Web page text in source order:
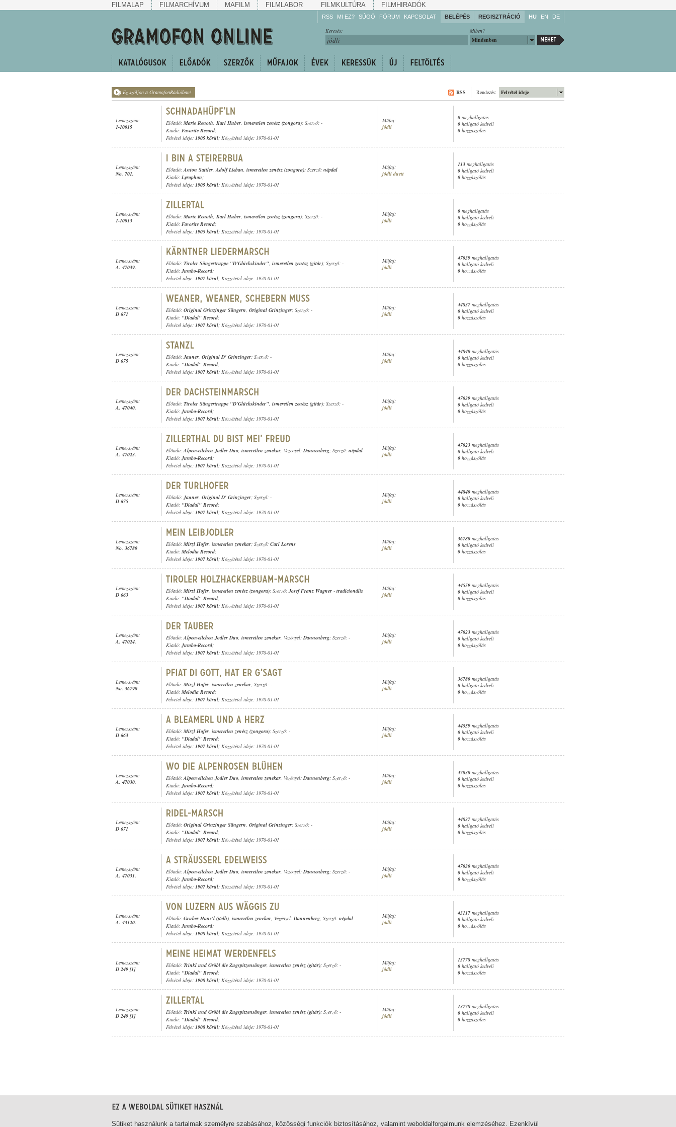
FILMALAP FILMARCHÍVUM MAFILM FILMLABOR FILMKULTÚRA FILMHIRADÓK
RSS MI EZ? SÚGÓ
Gyarapítsa!
FÓRUM KAPCSOLAT BELÉPÉS REGISZTRÁCIÓ HU EN DE
Miben?
Mindenben
Keresés:
Ez szóljon a GramofonRádióban! Felvétel ideje
Rendezés:
RSS
Lemezszám:
1-10015
Előadó: Marie Renoth, Karl Huber, ismeretlen zenész (zongora); Szerző: -
Kiadó: Favorite Record;
Felvétel ideje: 1905 körül; Közzététel ideje: 1970-01-01
Műfaj:
jódli
0 meghallgatás
0 hallgató kedveli
0 hozzászólás
Lemezszám:
No. 701.
Előadó:Anton Sattler,Adolf Lieban, ismeretlen zenész (zongora); Szerző: népdal
Kiadó: Lyrophon;
Felvétel ideje: 1905 körül; Közzététel ideje: 1970-01-01
Műfaj:
jódli duett
113 meghallgatás
0 hallgató kedveli
0 hozzászólás
Lemezszám:
1-10013
Előadó: Marie Renoth, Karl Huber, ismeretlen zenész (zongora); Szerző: -
Kiadó: Favorite Record;
Felvétel ideje: 1905 körül; Közzététel ideje: 1970-01-01
Műfaj:
jódli
0 meghallgatás
0 hallgató kedveli
0 hozzászólás
Lemezszám:
A. 47039.
Előadó: Tiroler Sängertruppe "D'Glückskinder", ismeretlen zenész (gitár); Szerző: -
Kiadó:Jumbo-Record;
Felvétel ideje: 1907 körül; Közzététel ideje: 1970-01-01
Műfaj:
jódli
47039 meghallgatás
0 hallgató kedveli
0 hozzászólás
Lemezszám:
D 671
Előadó: Original Grinzinger Sängern, Original Grinzinger; Szerző: -
Kiadó: "Diadal" Record;
Felvétel ideje: 1907 körül; Közzététel ideje: 1970-01-01
Műfaj:
jódli
44837 meghallgatás
0 hallgató kedveli
0 hozzászólás
Lemezszám:
D 675
Előadó:Jauner, Original D' Grinzinger; Szerző: -
Kiadó: "Diadal" Record;
Felvétel ideje: 1907 körül; Közzététel ideje: 1970-01-01
Műfaj:
jódli
44840 meghallgatás
0 hallgató kedveli
0 hozzászólás
Lemezszám:
A. 47040.
Előadó: Tiroler Sängertruppe "D'Glückskinder", ismeretlen zenész (gitár); Szerző: -
Kiadó:Jumbo-Record;
Felvétel ideje: 1907 körül; Közzététel ideje: 1970-01-01
Műfaj:
jódli
47039 meghallgatás
0 hallgató kedveli
0 hozzászólás
Lemezszám:
A. 47023.
Előadó:Alpenveilchen Jodler Duo, ismeretlen zenekar, Vezényel:Dannenberg; Szerző: népdal
Kiadó:Jumbo-Record;
Felvétel ideje: 1907 körül; Közzététel ideje: 1970-01-01
Műfaj:
jódli
47023 meghallgatás
0 hallgató kedveli
0 hozzászólás
Lemezszám:
D 675
Előadó:Jauner, Original D' Grinzinger; Szerző: -
Kiadó: "Diadal" Record;
Felvétel ideje: 1907 körül; Közzététel ideje: 1970-01-01
Műfaj:
jódli
44840 meghallgatás
0 hallgató kedveli
0 hozzászólás
Lemezszám:
No. 36780
Előadó: Mirzl Hofer, ismeretlen zenekar; Szerző: Carl Lorens
Kiadó: Melodia Record;
Felvétel ideje: 1907 körül; Közzététel ideje: 1970-01-01
Műfaj:
jódli
36780 meghallgatás
0 hallgató kedveli
0 hozzászólás
Lemezszám:
D 663
Előadó: Mirzl Hofer, ismeretlen zenész (zongora); Szerző:Josef Franz Wagner - tradicionális
Kiadó: "Diadal" Record;
Felvétel ideje: 1907 körül; Közzététel ideje: 1970-01-01
Műfaj:
jódli
44559 meghallgatás
0 hallgató kedveli
0 hozzászólás
Lemezszám:
A. 47024.
Előadó:Alpenveilchen Jodler Duo, ismeretlen zenekar, Vezényel:Dannenberg; Szerző: -
Kiadó:Jumbo-Record;
Felvétel ideje: 1907 körül; Közzététel ideje: 1970-01-01
Műfaj:
jódli
47023 meghallgatás
0 hallgató kedveli
0 hozzászólás
Lemezszám:
No. 36790
Előadó: Mirzl Hofer, ismeretlen zenekar; Szerző: -
Kiadó: Melodia Record;
Felvétel ideje: 1907 körül; Közzététel ideje: 1970-01-01
Műfaj:
jódli
36780 meghallgatás
0 hallgató kedveli
0 hozzászólás
Lemezszám:
D 663
Előadó: Mirzl Hofer, ismeretlen zenész (zongora); Szerző: -
Kiadó: "Diadal" Record;
Felvétel ideje: 1907 körül; Közzététel ideje: 1970-01-01
Műfaj:
jódli
44559 meghallgatás
0 hallgató kedveli
0 hozzászólás
Lemezszám:
A. 47030.
Előadó:Alpenveilchen Jodler Duo, ismeretlen zenekar, Vezényel:Dannenberg; Szerző: -
Kiadó:Jumbo-Record;
Felvétel ideje: 1907 körül; Közzététel ideje: 1970-01-01
Műfaj:
jódli
47030 meghallgatás
0 hallgató kedveli
0 hozzászólás
Lemezszám:
D 671
Előadó: Original Grinzinger Sängern, Original Grinzinger; Szerző: -
Kiadó: "Diadal" Record;
Felvétel ideje: 1907 körül; Közzététel ideje: 1970-01-01
Műfaj:
jódli
44837 meghallgatás
0 hallgató kedveli
0 hozzászólás
Lemezszám:
A. 47031.
Előadó:Alpenveilchen Jodler Duo, ismeretlen zenekar, Vezényel:Dannenberg; Szerző: -
Kiadó:Jumbo-Record;
Felvétel ideje: 1907 körül; Közzététel ideje: 1970-01-01
Műfaj:
jódli
47030 meghallgatás
0 hallgató kedveli
0 hozzászólás
Lemezszám:
A. 43120.
Előadó: Gruber Hans'l (jódli), ismeretlen zenekar, Vezényel:Dannenberg; Szerző: népdal
Kiadó:Jumbo-Record;
Felvétel ideje: 1908 körül; Közzététel ideje: 1970-01-01
Műfaj:
jódli
43117 meghallgatás
0 hallgató kedveli
0 hozzászólás
Lemezszám:
D 249 [1]
Előadó: Trinkl und Gröbl die Zugspitzensänger, ismeretlen zenész (gitár); Szerző: -
Kiadó: "Diadal" Record;
Felvétel ideje: 1908 körül; Közzététel ideje: 1970-01-01
Műfaj:
jódli
13778 meghallgatás
0 hallgató kedveli
0 hozzászólás
Lemezszám:
D 249 [1]
Előadó: Trinkl und Gröbl die Zugspitzensänger, ismeretlen zenész (gitár); Szerző: -
Kiadó: "Diadal" Record;
Felvétel ideje: 1908 körül; Közzététel ideje: 1970-01-01
Műfaj:
jódli
13778 meghallgatás
0 hallgató kedveli
0 hozzászólás
1-20/ összesen 24 találat 1. oldal
Sütiket használunk a tartalmak személyre szabásához, közösségi funkciók biztosításához, valamint weboldalforgalmunk elemzéséhez. Ezenkívül